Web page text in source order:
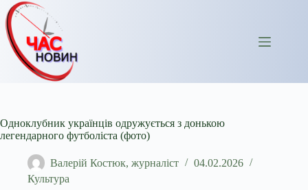
Перейти
до
вмісту
Одноклубник українців одружується з донькою
легендарного футболіста (фото)
Валерій Костюк, журналіст
04.02.2026
Культура